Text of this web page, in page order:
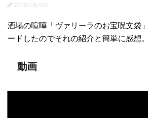
2018/08/02
酒場の喧嘩「ヴァリーラのお宝呪文袋
ードしたのでそれの紹介と簡単に感想。
動画